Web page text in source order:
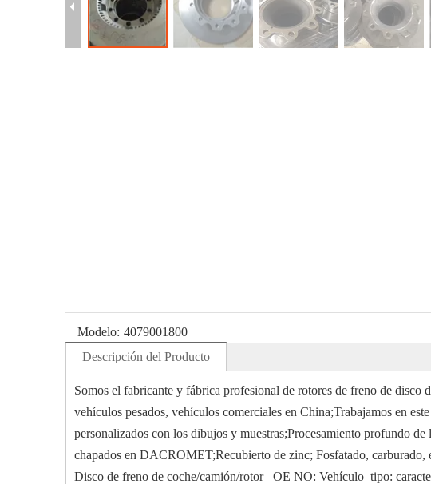
Modelo: 4079001800
Descripción del Producto
Somos el fabricante y fábrica profesional de rotores de freno de
vehículos pesados, vehículos comerciales en China;Trabajamos en
personalizados con los dibujos y muestras;Procesamiento profundo
chapados en DACROMET;Recubierto de zinc; Fosfatado, carburado,
Disco de freno de coche/camión/rotor OE NO: Vehículo tipo: